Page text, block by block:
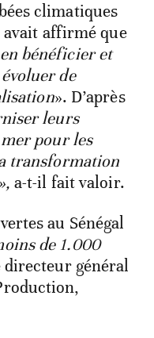
climatiques
affirmé que
bénéficier et
de
». D’après
leurs
pour les
transformation
a-t-il fait valoir.
au Sénégal
de 1.000
directeur général